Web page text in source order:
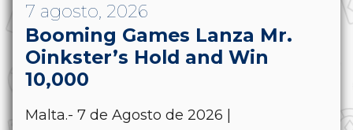
7 agosto, 2026
Booming Games Lanza Mr.
Oinkster’s Hold and Win
10,000
Malta.- 7 de Agosto de 2026 |